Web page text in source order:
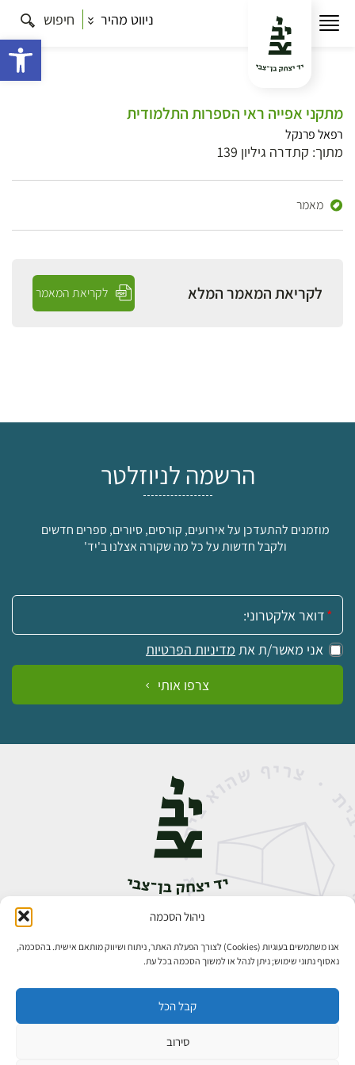
ניהול הסכמה
אנו משתמשים בעוגיות (Cookies) לצורך הפעלת האתר, ניתוח ושיווק מותאם אישית. בהסכמה,
נאסוף נתוני שימוש; ניתן לנהל או למשוך הסכמה בכל עת.
קבל הכל
סירוב
ניווט מהיר חיפוש
מתקני אפייה ראי הספרות התלמודית
רפאל פרנקל
מתוך: קתדרה גיליון 139
מאמר
לקריאת המאמר המלא לקריאת המאמר
הרשמה לניוזלטר
מוזמנים להתעדכן על אירועים, קורסים, סיורים, ספרים חדשים
ולקבל חדשות על כל מה שקורה אצלנו ב'יד'
אימייל:
אני מאשר/ת את מדיניות הפרטיות
צרפו אותי
אבן גבירול 14, רחביה, ירושלים